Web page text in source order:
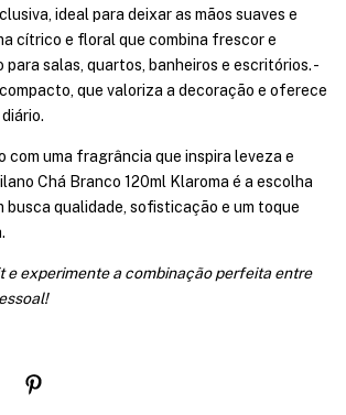
ideal para deixar as mãos suaves e
cítrico e floral que combina frescor e
salas, quartos, banheiros e escritórios. -
que valoriza a decoração e oferece
com uma fragrância que inspira leveza e
Chá Branco 120ml Klaroma é a escolha
busca qualidade, sofisticação e um toque
e experimente a combinação perfeita entre